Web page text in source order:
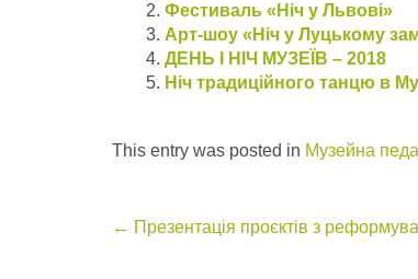
Фестиваль «Ніч у Львові»
Арт-шоу «Ніч у Луцькому
ДЕНЬ І НІЧ МУЗЕЇВ – 2018
Ніч традиційного танцю в
This entry was posted in Музейна
Post
← Презентація проєктів з